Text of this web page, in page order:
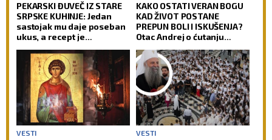
PEKARSKI ĐUVEČ IZ STARE
SRPSKE KUHINJE: Jedan
sastojak mu daje poseban
ukus, a recept je
mislite
KAKO OSTATI VERAN BOGU
KAD ŽIVOT POSTANE
PREPUN BOLI I ISKUŠENJA?
Otac Andrej o ćutanju
VESTI VESTI